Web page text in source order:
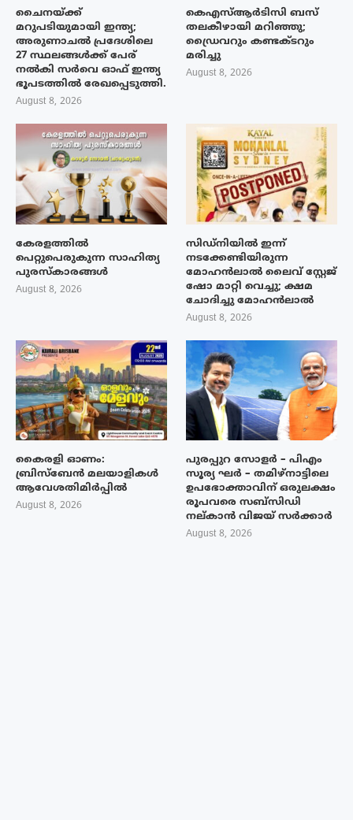
ചൈനയ്ക്ക്
മറുപടിയുമായി ഇന്ത്യ;
അരുണാചൽ പ്രദേശിലെ
27 സ്ഥലങ്ങൾക്ക് പേര്
നൽകി സർവെ ഓഫ് ഇന്ത്യ
ഭൂപടത്തിൽ രേഖപ്പെടുത്തി.
August 8, 2026
കെഎസ്ആർടിസി ബസ്
തലകീഴായി മറിഞ്ഞു;
ഡ്രൈവറും കണ്ടക്ടറും
മരിച്ചു
August 8, 2026
കേരളത്തിൽ
പെറ്റുപെരുകുന്ന സാഹിത്യ
പുരസ്‌കാരങ്ങൾ
August 8, 2026
സിഡ്നിയിൽ ഇന്ന്
നടക്കേണ്ടിയിരുന്ന
മോഹൻലാൽ ലൈവ് സ്റ്റേജ്
ഷോ മാറ്റി വെച്ചു; ക്ഷമ
ചോദിച്ചു മോഹൻലാൽ
August 8, 2026
കൈരളി ഓണം:
ബ്രിസ്ബേൻ മലയാളികൾ
ആവേശതിമിർപ്പിൽ
August 8, 2026
പുരപ്പുറ സോളർ – പിഎം
സൂര്യ ഘർ – തമിഴ്നാട്ടിലെ
ഉപഭോക്താവിന് ഒരുലക്ഷം
രൂപവരെ സബ്സിഡി
നല്കാൻ വിജയ് സർക്കാർ
August 8, 2026